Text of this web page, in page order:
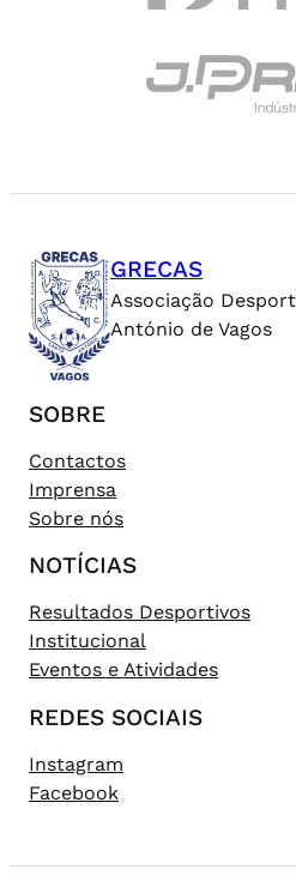
GRECAS
Associação
António de Vagos
SOBRE
Contactos
Imprensa
Sobre nós
NOTÍCIAS
Resultados Desportivos
Institucional
Eventos e Atividades
REDES SOCIAIS
Instagram
Facebook